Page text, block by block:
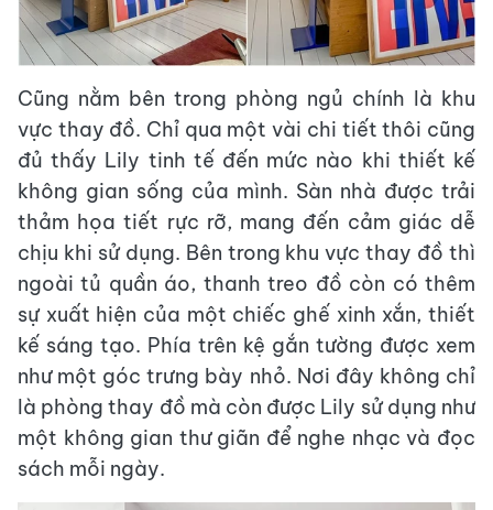
Cũng nằm bên trong phòng ngủ chính là khu
vực thay đồ. Chỉ qua một vài chi tiết thôi cũng
đủ thấy Lily tinh tế đến mức nào khi thiết kế
không gian sống của mình. Sàn nhà được trải
thảm họa tiết rực rỡ, mang đến cảm giác dễ
chịu khi sử dụng. Bên trong khu vực thay đồ thì
ngoài tủ quần áo, thanh treo đồ còn có thêm
sự xuất hiện của một chiếc ghế xinh xắn, thiết
kế sáng tạo. Phía trên kệ gắn tường được xem
như một góc trưng bày nhỏ. Nơi đây không chỉ
là phòng thay đồ mà còn được Lily sử dụng như
một không gian thư giãn để nghe nhạc và đọc
sách mỗi ngày.